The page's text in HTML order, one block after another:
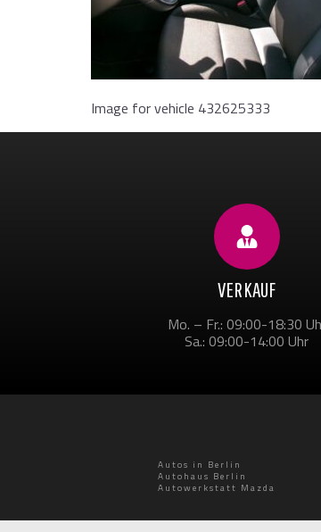
Image for vehicle 432625333
VERKAUF
Mo. – Fr.: 09:00-18:30
Sa.: 09:00-14:00 Uhr
Autos in Berlin
Autohaus Berlin
Autowerkstatt Mazda